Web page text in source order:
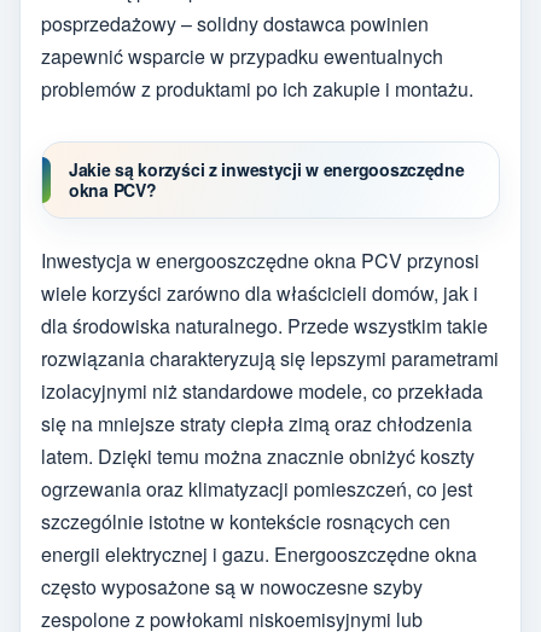
posprzedażowy – solidny dostawca powinien
zapewnić wsparcie w przypadku ewentualnych
problemów z produktami po ich zakupie i montażu.
Jakie są korzyści z inwestycji w energooszczędne
okna PCV?
Inwestycja w energooszczędne okna PCV przynosi
wiele korzyści zarówno dla właścicieli domów, jak i
dla środowiska naturalnego. Przede wszystkim takie
rozwiązania charakteryzują się lepszymi parametrami
izolacyjnymi niż standardowe modele, co przekłada
się na mniejsze straty ciepła zimą oraz chłodzenia
latem. Dzięki temu można znacznie obniżyć koszty
ogrzewania oraz klimatyzacji pomieszczeń, co jest
szczególnie istotne w kontekście rosnących cen
energii elektrycznej i gazu. Energooszczędne okna
często wyposażone są w nowoczesne szyby
zespolone z powłokami niskoemisyjnymi lub